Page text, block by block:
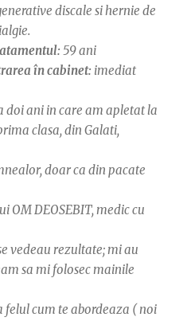
discale si hernie de
59 ani
în cabinet: imediat
doi ani in care am apletat la
clasa, din Galati,
doar ca din pacate
OM DEOSEBIT, medic cu
vedeau rezultate; mi au
sa mi folosec mainile
cum te abordeaza ( noi